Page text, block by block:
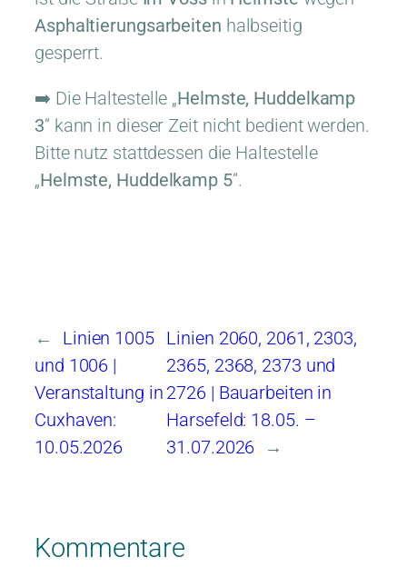
Asphaltierungsarbeiten halbseitig
gesperrt.
➡️ Die Haltestelle „Helmste, Huddelkamp
3“ kann in dieser Zeit nicht bedient werden.
Bitte nutz stattdessen die Haltestelle
„Helmste, Huddelkamp 5“.
←
Linien 1005
und 1006 |
Veranstaltung in
Cuxhaven:
10.05.2026
Linien 2060, 2061, 2303,
2365, 2368, 2373 und
2726 | Bauarbeiten in
Harsefeld: 18.05. –
31.07.2026
→
Kommentare